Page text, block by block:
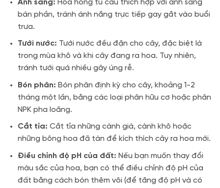
Ánh sáng: Hoa hồng tú cầu thích hợp với ánh sáng
bán phần, tránh ánh nắng trực tiếp gay gắt vào buổi
trưa.
Tưới nước: Tưới nước đều đặn cho cây, đặc biệt là
trong mùa khô và khi cây đang ra hoa. Tuy nhiên,
tránh tưới quá nhiều gây úng rễ.
Bón phân: Bón phân định kỳ cho cây, khoảng 1-2
tháng một lần, bằng các loại phân hữu cơ hoặc phân
NPK pha loãng.
Cắt tỉa: Cắt tỉa những cành già, cành khô hoặc
những bông hoa đã tàn để kích thích cây ra hoa mới.
Điều chỉnh độ pH của đất: Nếu bạn muốn thay đổi
màu sắc của hoa, bạn có thể điều chỉnh độ pH của
đất bằng cách bón thêm vôi (để tăng độ pH và có